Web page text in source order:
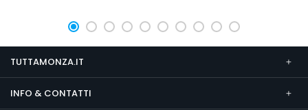
TUTTAMONZA.IT
INFO & CONTATTI